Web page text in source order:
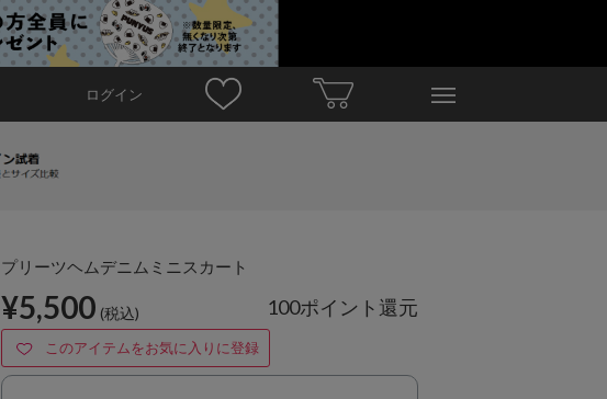
ログイン
プリーツヘムデニムミニスカート
¥5,500 (税込) 100ポイント還元
このアイテムをお気に入りに登録